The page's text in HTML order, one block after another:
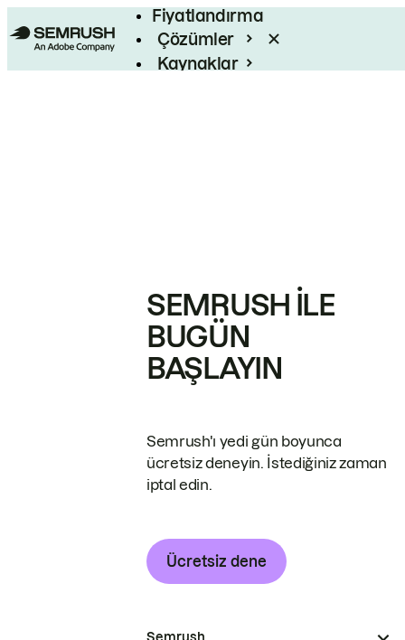
Fiyatlandırma
Çözümler
Kaynaklar
SEMRUSH ILE
BUGÜN
BAŞLAYIN
Semrush'ı yedi gün boyunca
ücretsiz deneyin. İstediğiniz zaman
iptal edin.
Ücretsiz dene